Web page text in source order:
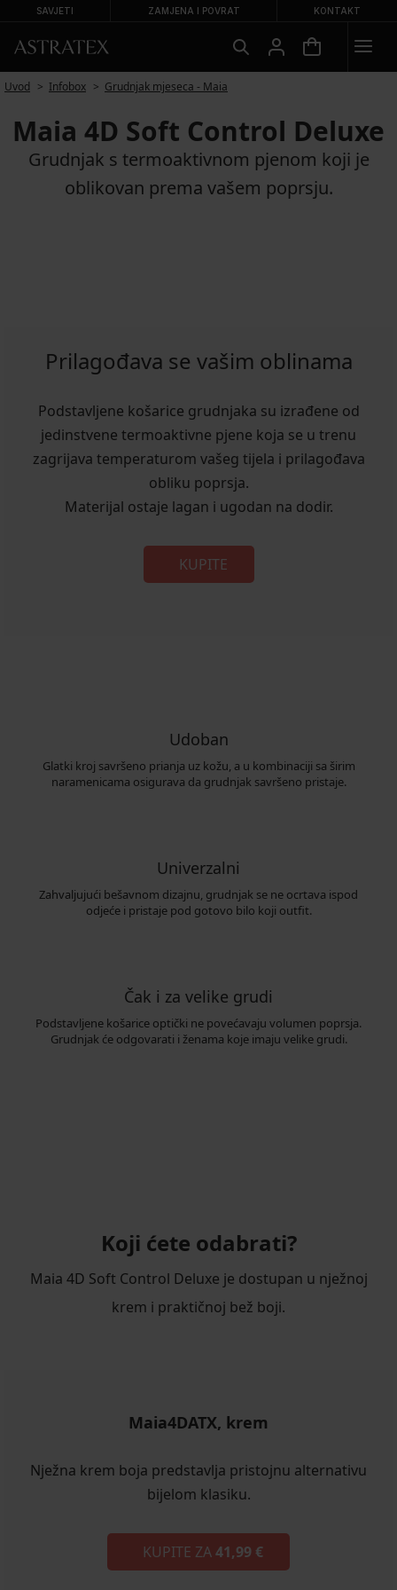
SAVJETI ZAMJENA I POVRAT KONTAKT
Uvod Infobox Grudnjak mjeseca - Maia
Maia 4D Soft Control Deluxe
Grudnjak s termoaktivnom pjenom koji je
oblikovan prema vašem poprsju.
Prilagođava se vašim oblinama
Podstavljene košarice grudnjaka su izrađene od
jedinstvene termoaktivne pjene koja se u trenu
zagrijava temperaturom vašeg tijela i prilagođava
obliku poprsja.
Materijal ostaje lagan i ugodan na dodir.
KUPITE
Udoban
Glatki kroj savršeno prianja uz kožu, a u kombinaciji sa širim
naramenicama osigurava da grudnjak savršeno pristaje.
Univerzalni
Zahvaljujući bešavnom dizajnu, grudnjak se ne ocrtava ispod
odjeće i pristaje pod gotovo bilo koji outfit.
Čak i za velike grudi
Podstavljene košarice optički ne povećavaju volumen poprsja.
Grudnjak će odgovarati i ženama koje imaju velike grudi.
Koji ćete odabrati?
Maia 4D Soft Control Deluxe je dostupan u nježnoj
krem i praktičnoj bež boji.
Maia4DATX, krem
Nježna krem boja predstavlja pristojnu alternativu
bijelom klasiku.
KUPITE ZA41,99 €